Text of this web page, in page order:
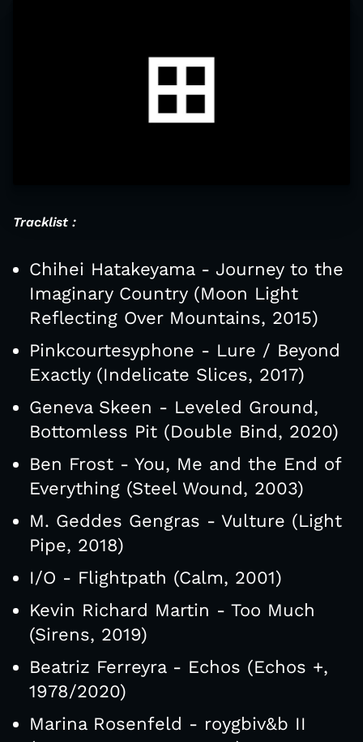
Tracklist :
Chihei Hatakeyama - Journey to the
Imaginary Country (Moon Light
Reflecting Over Mountains, 2015)
Pinkcourtesyphone - Lure / Beyond
Exactly (Indelicate Slices, 2017)
Geneva Skeen - Leveled Ground,
Bottomless Pit (Double Bind, 2020)
Ben Frost - You, Me and the End of
Everything (Steel Wound, 2003)
M. Geddes Gengras - Vulture (Light
Pipe, 2018)
I/O - Flightpath (Calm, 2001)
Kevin Richard Martin - Too Much
(Sirens, 2019)
Beatriz Ferreyra - Echos (Echos +,
1978/2020)
Marina Rosenfeld - roygbiv&b II